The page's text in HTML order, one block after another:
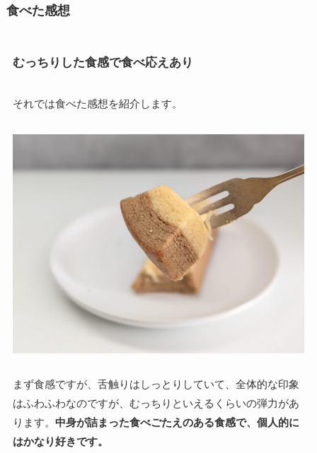
食べた感想
むっちりした食感で食べ応えあり
それでは食べた感想を紹介します。
まず食感ですが、舌触りはしっとりしていて、全体的な印象
はふわふわなのですが、むっちりといえるくらいの弾力があ
ります。 中身が詰まった食べごたえのある食感で、個人的に
はかなり好きです。